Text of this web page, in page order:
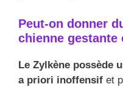
Peut-on donner
chienne gestante
Le Zylkène possède
a priori inoffensif et